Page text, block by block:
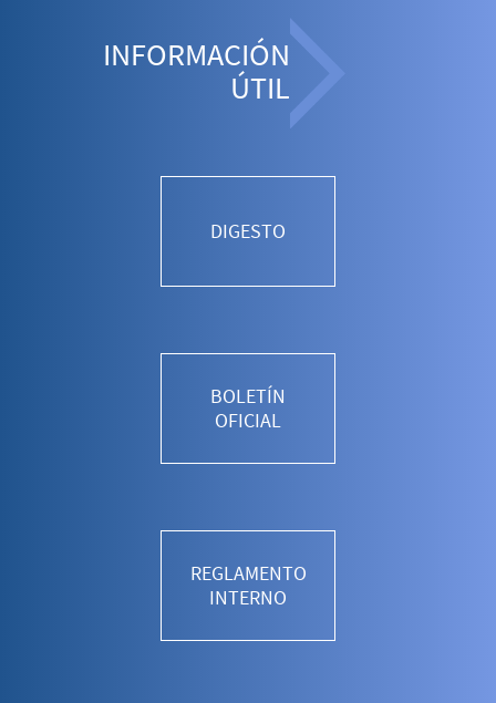
INFORMACIÓN
ÚTIL
DIGESTO
BOLETÍN
OFICIAL
REGLAMENTO
INTERNO